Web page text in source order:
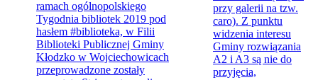
ramach ogólnopolskiego
Tygodnia bibliotek 2019 pod
hasłem #biblioteka, w Filii
Biblioteki Publicznej Gminy
Kłodzko w Wojciechowicach
przeprowadzone zostały
przy galerii na tzw.
caro). Z punktu
widzenia interesu
Gminy rozwiązania
A2 i A3 są nie do
przyjęcia,